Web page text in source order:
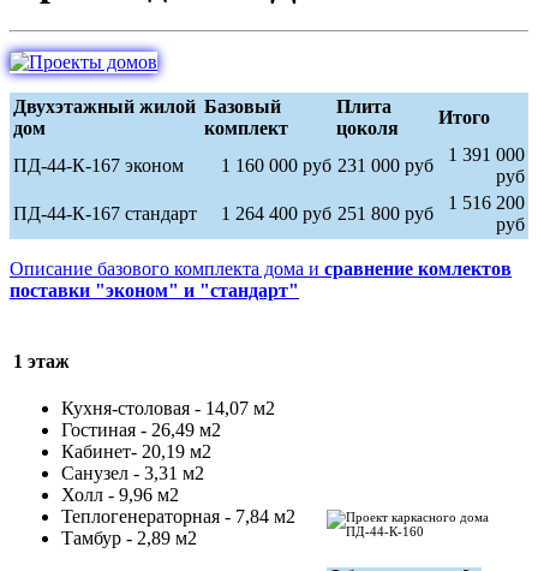
Двухэтажный жилой
дом
Базовый
комплект
Плита
цоколя
Итого
ПД-44-К-167 эконом 1 160 000 руб 231 000 руб
1 391 000
руб
ПД-44-К-167 стандарт
1 264 400 руб 251 800 руб
1 516 200
руб
Описание базового комплекта дома и сравнение комлектов
поставки "эконом" и "стандарт"
1 этаж
Кухня-столовая - 14,07 м2
Гостиная - 26,49 м2
Кабинет- 20,19 м2
Санузел - 3,31 м2
Холл - 9,96 м2
Теплогенераторная - 7,84 м2
Тамбур - 2,89 м2